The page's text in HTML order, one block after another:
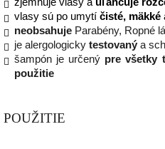
vlasy sú po umytí čisté, mäkké
neobsahuje Parabény, Ropné
je alergologicky testovaný a
šampón je určený pre všetky
použitie
POUŽITIE